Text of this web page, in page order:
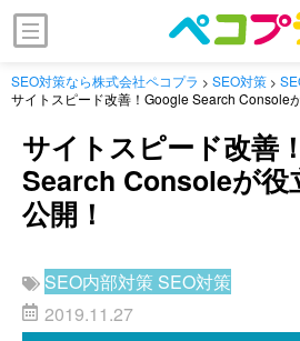
SEO対策なら株式会社ペコプラ > SEO対策 >
サイトスピード改善！Google Search Console
サイトスピード改善
Search Consoleが役
公開！
SEO内部対策 SEO対策
2019.11.27